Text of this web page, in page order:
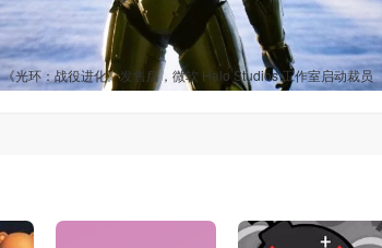
《光环：战役进化》发售后，微软 Halo Studios 工作室启动裁员